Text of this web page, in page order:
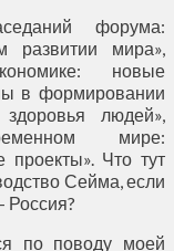
форума:
развитии мира»,
новые
в формировании
здоровья людей»,
мире:
проекты». Что тут
Сейма, если
Россия?
по поводу моей